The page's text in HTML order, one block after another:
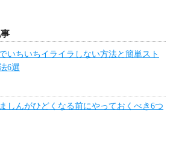
いちいちイライラしない方法と簡単スト
6選
しんがひどくなる前にやっておくべき6つ